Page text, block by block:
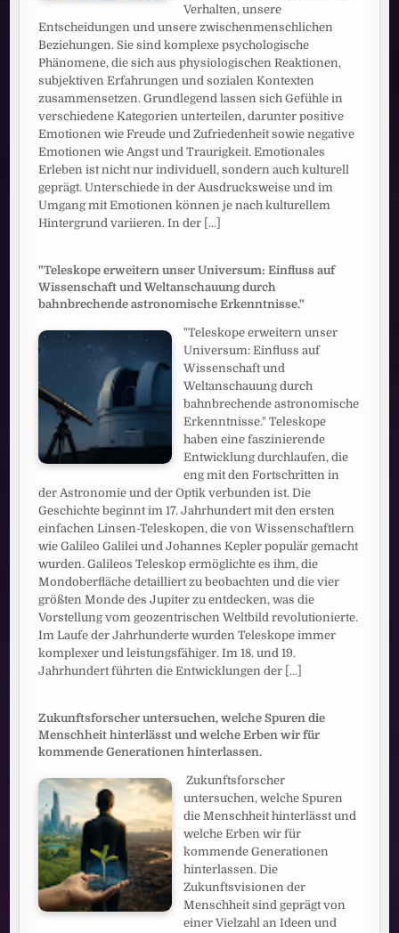
Verhalten, unsere
Entscheidungen und unsere zwischenmenschlichen
Beziehungen. Sie sind komplexe psychologische
Phänomene, die sich aus physiologischen Reaktionen,
subjektiven Erfahrungen und sozialen Kontexten
zusammensetzen. Grundlegend lassen sich Gefühle in
verschiedene Kategorien unterteilen, darunter positive
Emotionen wie Freude und Zufriedenheit sowie negative
Emotionen wie Angst und Traurigkeit. Emotionales
Erleben ist nicht nur individuell, sondern auch kulturell
geprägt. Unterschiede in der Ausdrucksweise und im
Umgang mit Emotionen können je nach kulturellem
Hintergrund variieren. In der [...]
"Teleskope erweitern unser Universum: Einfluss auf
Wissenschaft und Weltanschauung durch
bahnbrechende astronomische Erkenntnisse."
"Teleskope erweitern unser
Universum: Einfluss auf
Wissenschaft und
Weltanschauung durch
bahnbrechende astronomische
Erkenntnisse." Teleskope
haben eine faszinierende
Entwicklung durchlaufen, die
eng mit den Fortschritten in
der Astronomie und der Optik verbunden ist. Die
Geschichte beginnt im 17. Jahrhundert mit den ersten
einfachen Linsen-Teleskopen, die von Wissenschaftlern
wie Galileo Galilei und Johannes Kepler populär gemacht
wurden. Galileos Teleskop ermöglichte es ihm, die
Mondoberfläche detailliert zu beobachten und die vier
größten Monde des Jupiter zu entdecken, was die
Vorstellung vom geozentrischen Weltbild revolutionierte.
Im Laufe der Jahrhunderte wurden Teleskope immer
komplexer und leistungsfähiger. Im 18. und 19.
Jahrhundert führten die Entwicklungen der [...]
Zukunftsforscher untersuchen, welche Spuren die
Menschheit hinterlässt und welche Erben wir für
kommende Generationen hinterlassen.
Zukunftsforscher
untersuchen, welche Spuren
die Menschheit hinterlässt und
welche Erben wir für
kommende Generationen
hinterlassen. Die
Zukunftsvisionen der
Menschheit sind geprägt von
einer Vielzahl an Ideen und